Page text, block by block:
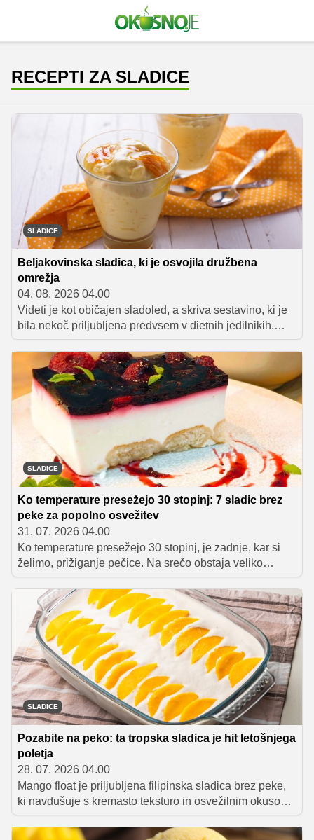
RECEPTI ZA SLADICE
SLADICE
Beljakovinska sladica, ki je osvojila družbena
omrežja
04. 08. 2026 04.00
Videti je kot običajen sladoled, a skriva sestavino, ki je
bila nekoč priljubljena predvsem v dietnih jedilnikih.
Skutni oziroma cottage cheese sladoled je v letošnjem
poletju postal eden največjih prehranskih trendov,
razlog pa ni samo okus.
SLADICE
Ko temperature presežejo 30 stopinj: 7 sladic brez
peke za popolno osvežitev
31. 07. 2026 04.00
Ko temperature presežejo 30 stopinj, je zadnje, kar si
želimo, prižiganje pečice. Na srečo obstaja veliko
osvežilnih sladic brez peke, ki navdušijo s kremasto
teksturo in sadnimi okusi. Zbrali smo sedem receptov, ki
bodo poskrbeli za ohladitev in osvežitev tudi v najhujši
poletni vročini.
SLADICE
Pozabite na peko: ta tropska sladica je hit letošnjega
poletja
28. 07. 2026 04.00
Mango float je priljubljena filipinska sladica brez peke,
ki navdušuje s kremasto teksturo in osvežilnim okusom
zrelega manga. Priprava je izjemno preprosta, saj zanjo
potrebujemo le štiri sestavine: mango, graham krekerje,